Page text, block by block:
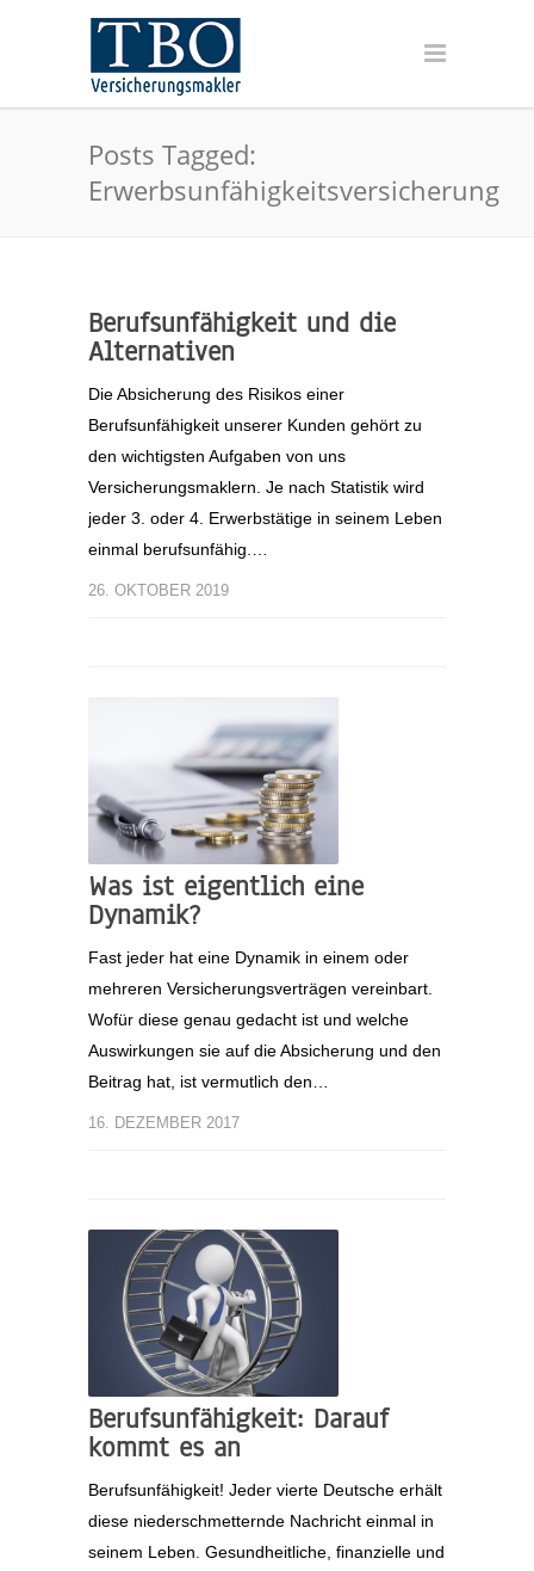
Posts Tagged:
Erwerbsunfähigkeitsversicherung
Berufsunfähigkeit und die
Alternativen
Die Absicherung des Risikos einer
Berufsunfähigkeit unserer Kunden gehört zu
den wichtigsten Aufgaben von uns
Versicherungsmaklern. Je nach Statistik wird
jeder 3. oder 4. Erwerbstätige in seinem Leben
einmal berufsunfähig.…
26. OKTOBER 2019
Was ist eigentlich eine
Dynamik?
Fast jeder hat eine Dynamik in einem oder
mehreren Versicherungsverträgen vereinbart.
Wofür diese genau gedacht ist und welche
Auswirkungen sie auf die Absicherung und den
Beitrag hat, ist vermutlich den…
16. DEZEMBER 2017
Berufsunfähigkeit: Darauf
kommt es an
Berufsunfähigkeit! Jeder vierte Deutsche erhält
diese niederschmetternde Nachricht einmal in
seinem Leben. Gesundheitliche, finanzielle und